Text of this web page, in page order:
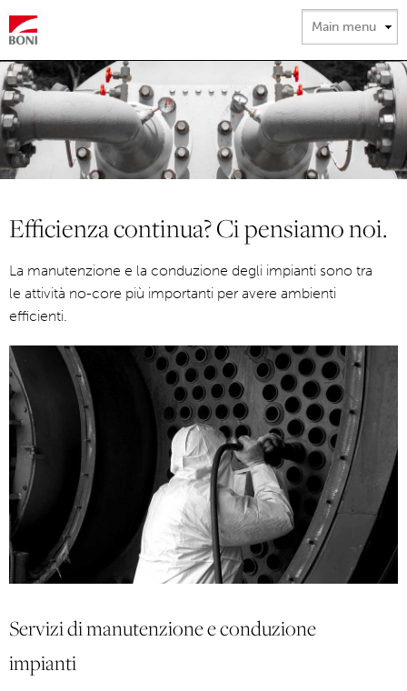
Efficienza continua? Ci pensiamo noi.
La manutenzione e la conduzione degli impianti sono tra
le attività no-core più importanti per avere ambienti
efficienti.
Servizi di manutenzione e conduzione
impianti